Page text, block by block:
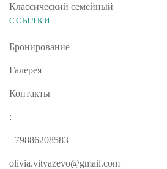
Классический семейный
ССЫЛКИ
Бронирование
Галерея
Контакты
:
+79886208583
olivia.vityazevo@gmail.com